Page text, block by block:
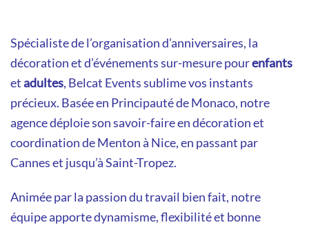
Spécialiste de l’organisation d’anniversaires, la
décoration et d’événements sur-mesure pourenfants
etadultes, Belcat Events sublime vos instants
précieux. Basée en Principauté de Monaco, notre
agence déploie son savoir-faire en décoration et
coordination de Menton à Nice, en passant par
Cannes et jusqu’à Saint-Tropez.
Animée par la passion du travail bien fait, notre
équipe apporte dynamisme, flexibilité et bonne